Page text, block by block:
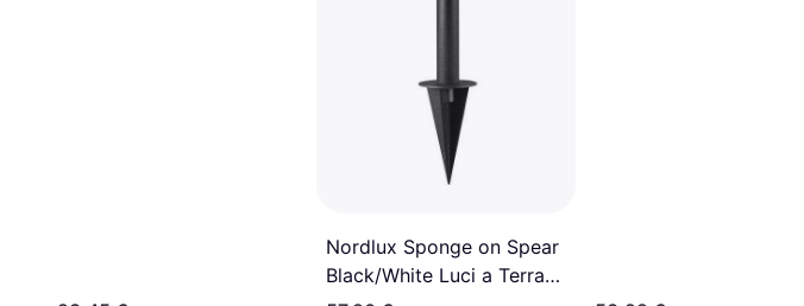
Nordlux Sponge on Spear
Black/White Luci a Terra